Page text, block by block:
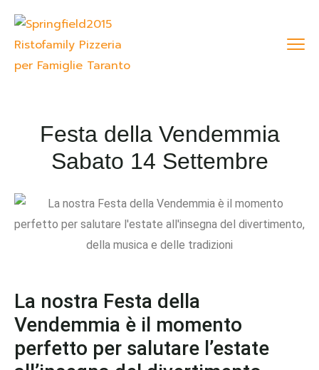
Festa della Vendemmia
Sabato 14 Settembre
La nostra Festa della
Vendemmia è il momento
perfetto per salutare l’estate